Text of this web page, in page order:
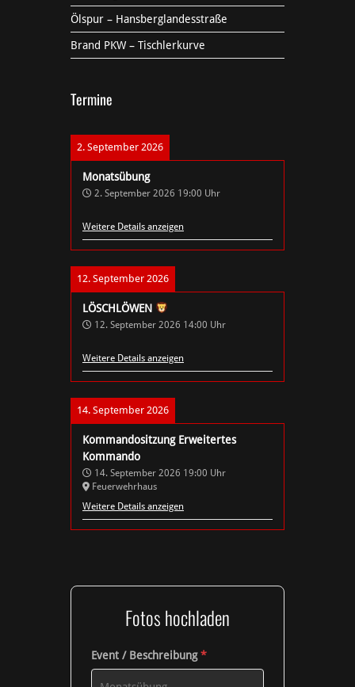
Ölspur – Hansberglandesstraße
Brand PKW – Tischlerkurve
Termine
2. September 2026
Monatsübung
2. September 2026 19:00 Uhr
Weitere Details anzeigen
12. September 2026
LÖSCHLÖWEN
12. September 2026 14:00 Uhr
Weitere Details anzeigen
14. September 2026
Kommandositzung Erweitertes
Kommando
14. September 2026 19:00 Uhr
Feuerwehrhaus
Weitere Details anzeigen
Fotos hochladen
Event / Beschreibung*